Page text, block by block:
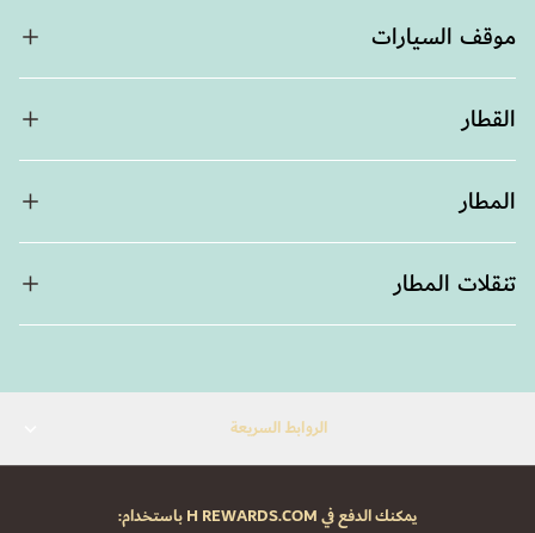
موقف السيارات
القطار
المطار
تنقلات المطار
الروابط السريعة
يمكنك الدفع في H REWARDS.COM باستخدام: